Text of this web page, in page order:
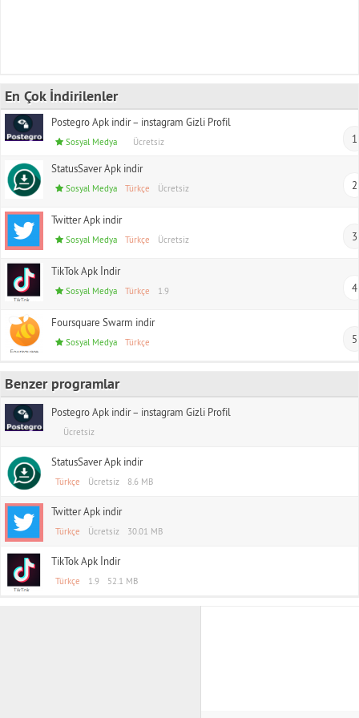
En Çok İndirilenler
Postegro Apk indir – instagram Gizli Profil
Sosyal Medya Ücretsiz 1
StatusSaver Apk indir
Sosyal Medya Türkçe Ücretsiz 2
Twitter Apk indir
Sosyal Medya Türkçe Ücretsiz 3
TikTok Apk İndir
Sosyal Medya Türkçe 1.9 4
Foursquare Swarm indir
Sosyal Medya Türkçe 5
Benzer programlar
Postegro Apk indir – instagram Gizli Profil
Ücretsiz
StatusSaver Apk indir
Türkçe Ücretsiz 8.6 MB
Twitter Apk indir
Türkçe Ücretsiz 30.01 MB
TikTok Apk İndir
Türkçe 1.9 52.1 MB